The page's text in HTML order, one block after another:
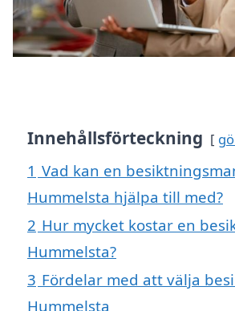
Innehållsförteckning
1 Vad kan en
Hummelsta hjälpa till med?
2 Hur mycket kostar en
Hummelsta?
3 Fördelar med att välja
Hummelsta